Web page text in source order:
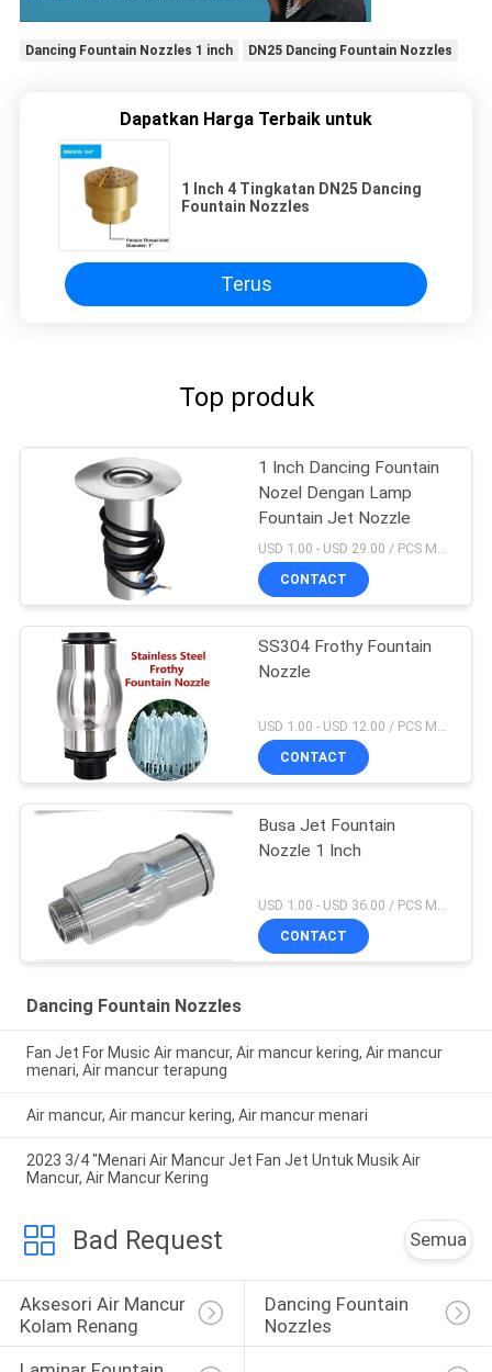
Dancing Fountain Nozzles 1 inch DN25 Dancing Fountain Nozzles
Dapatkan Harga Terbaik untuk
1 Inch 4 Tingkatan DN25 Dancing
Fountain Nozzles
Terus
Top produk
1 Inch Dancing Fountain
Nozel Dengan Lamp
Fountain Jet Nozzle
CONTACT
SS304 Frothy Fountain
Nozzle
USD 1.00 - USD 12.00 / PCS MOQ:1 buah
CONTACT
Busa Jet Fountain
Nozzle 1 Inch
USD 1.00 - USD 36.00 / PCS MOQ:1 buah
CONTACT
Dancing Fountain Nozzles
Fan Jet For Music Air mancur, Air mancur kering, Air mancur
menari, Air mancur terapung
Air mancur, Air mancur kering, Air mancur menari
2023 3/4 "Menari Air Mancur Jet Fan Jet Untuk Musik Air
Mancur, Air Mancur Kering
Bad Request Semua
Aksesori Air Mancur
Kolam Renang
Dancing Fountain
Nozzles